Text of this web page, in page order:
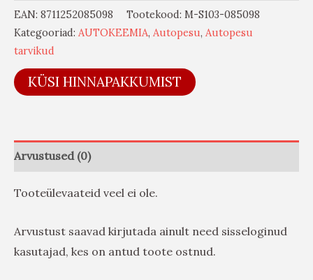
EAN: 8711252085098 Tootekood: M-S103-085098
Kategooriad: AUTOKEEMIA, Autopesu, Autopesu
tarvikud
KÜSI HINNAPAKKUMIST
Arvustused (0)
Tooteülevaateid veel ei ole.
Arvustust saavad kirjutada ainult need sisseloginud
kasutajad, kes on antud toote ostnud.